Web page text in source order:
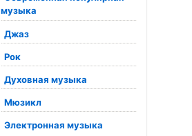
музыка
Джаз
Рок
Духовная музыка
Мюзикл
Электронная музыка